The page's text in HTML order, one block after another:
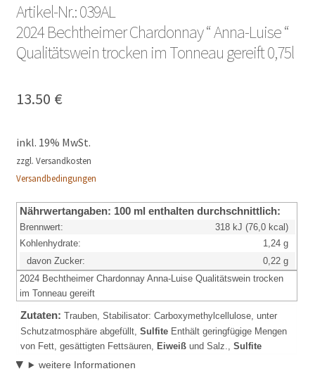
Artikel-Nr.: 039AL
2024 Bechtheimer Chardonnay “ Anna-Luise “
Qualitätswein trocken im Tonneau gereift 0,75l
13.50 €
inkl. 19% MwSt.
zzgl. Versandkosten
Versandbedingungen
Nährwertangaben: 100 ml enthalten durchschnittlich:
Brennwert:
318 kJ (76,0 kcal)
Kohlenhydrate:
1,24 g
davon Zucker:
0,22 g
2024 Bechtheimer Chardonnay Anna-Luise Qualitätswein trocken
im Tonneau gereift
Zutaten: Trauben, Stabilisator: Carboxymethylcellulose, unter
Schutzatmosphäre abgefüllt, SulfiteEnthält geringfügige Mengen
von Fett, gesättigten Fettsäuren, Eiweißund Salz., Sulfite
weitere Informationen